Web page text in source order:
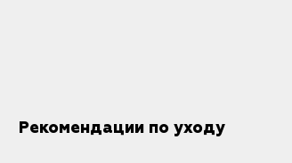
Рекомендации по уходу